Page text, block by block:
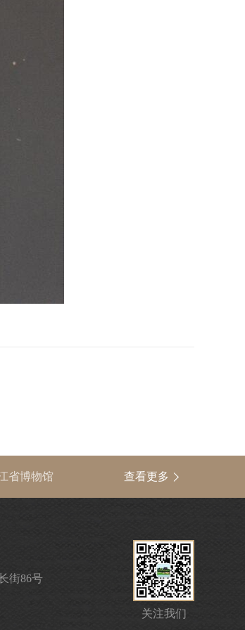
省博物馆
查看更多
街86号
关注我们